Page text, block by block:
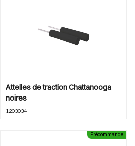
Attelles de traction Chattanooga
noires
1203034
Précommande